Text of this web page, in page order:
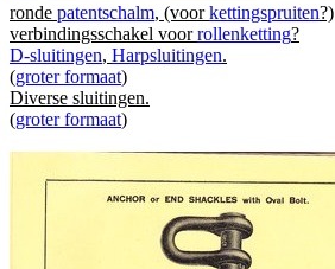
ronde patentschalm, (voorkettingspruiten?)
verbindingsschakel voorrollenketting?
D-sluitingen, Harpsluitingen.
(groter formaat)
Diverse sluitingen.
(groter formaat)